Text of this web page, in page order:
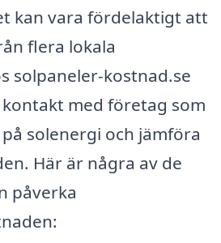
kan vara fördelaktigt att
flera lokala
solpaneler-kostnad.se
med företag som
solenergi och jämföra
Här är några av de
påverka